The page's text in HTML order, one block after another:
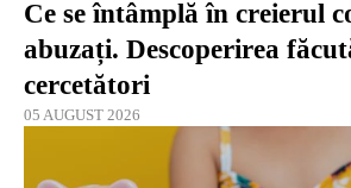
Ce se întâmplă în creierul
abuzați. Descoperirea
cercetători
05 AUGUST 2026